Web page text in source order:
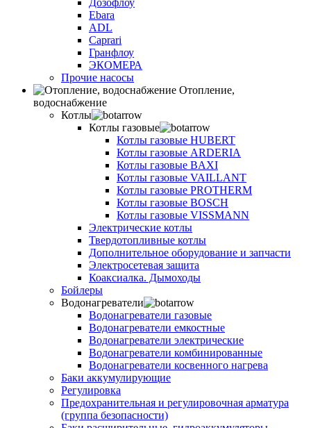
Дозофлоу
Ebara
ADL
Caprari
Гранфлоу
ЭКОМЕРА
Прочие насосы
Отопление,
водоснабжение
Котлы
Котлы газовые
Котлы газовые HUBERT
Котлы газовые ARDERIA
Котлы газовые BAXI
Котлы газовые VAILLANT
Котлы газовые PROTHERM
Котлы газовые BOSCH
Котлы газовые VISSMANN
Электрические котлы
Твердотопливные котлы
Дополнительное оборудование и запчасти
Электросетевая защита
Коаксиалка. Дымоходы
Бойлеры
Водонагреватели
Водонагреватели газовые
Водонагреватели емкостные
Водонагреватели электрические
Водонагреватели комбинированные
Водонагреватели косвенного нагрева
Баки аккумулирующие
Регулировка
Предохранительная и регулировочная арматура
(группа безопасности)